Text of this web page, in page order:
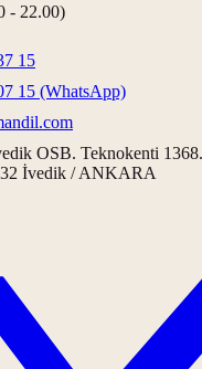
- 22.00)
15
15 (WhatsApp)
OSB. Teknokenti
İvedik / ANKARA